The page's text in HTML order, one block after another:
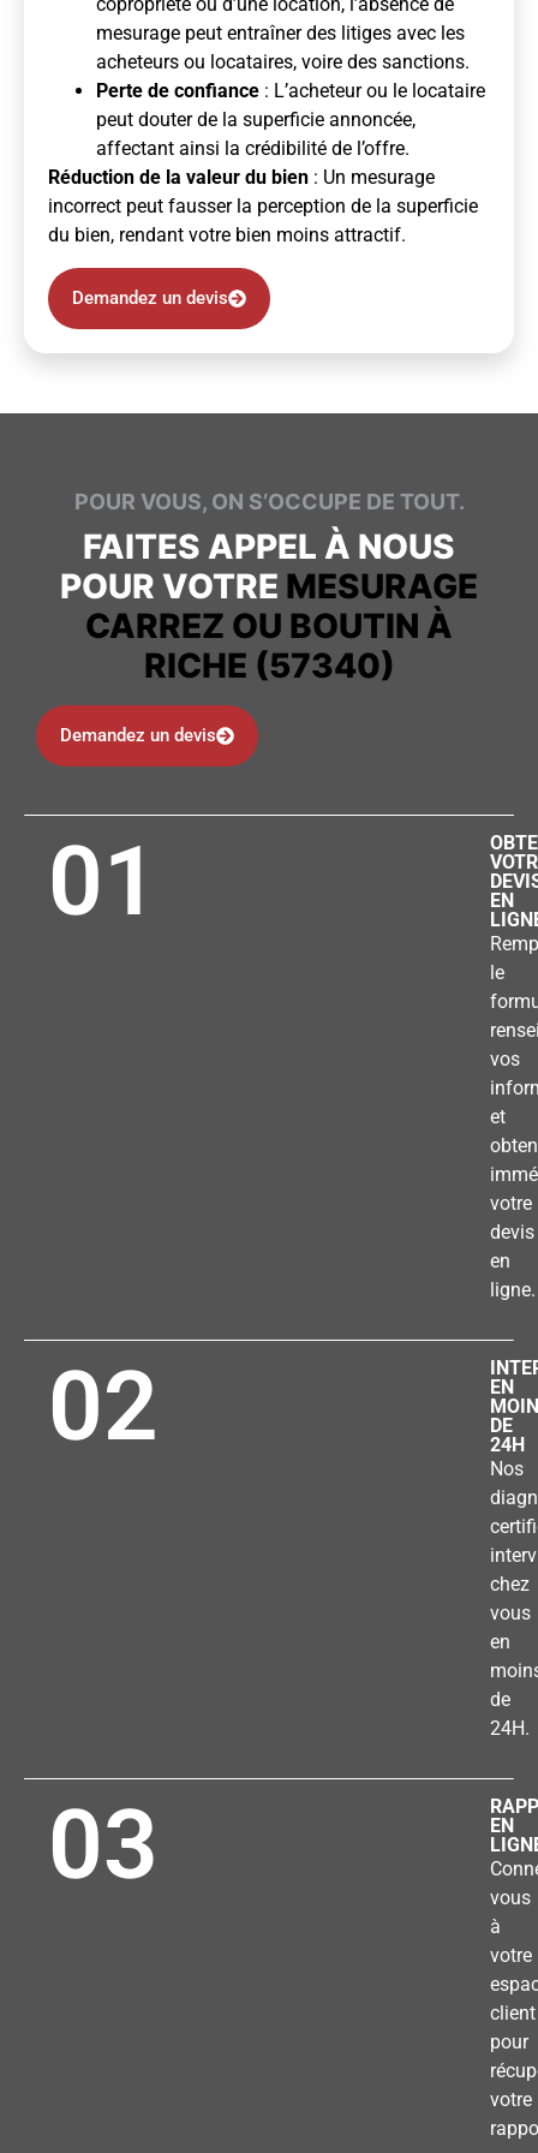
mesurage peut entraîner des litiges avec les
acheteurs ou locataires, voire des sanctions.
Perte de confiance : L’acheteur ou le locataire
peut douter de la superficie annoncée,
affectant ainsi la crédibilité de l’offre.
Réduction de la valeur du bien : Un mesurage
incorrect peut fausser la perception de la superficie
du bien, rendant votre bien moins attractif.
Demandez un devis
POUR VOUS, ON S’OCCUPE DE TOUT.
FAITES APPEL À NOUS
POUR VOTRE MESURAGE
CARREZ OU BOUTIN À
RICHE (57340)
Demandez un devis
01
EN
le
vos
et
votre
devis
en
ligne.
02
EN
DE
24H
Nos
chez
vous
en
de
24H.
03
EN
vous
à
votre
client
pour
votre